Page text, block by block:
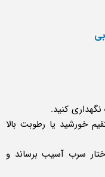
کنید.
خورشید یا رطوبت بالا
سرب آسیب برساند و